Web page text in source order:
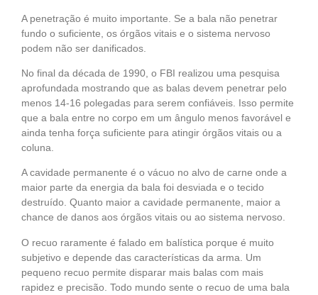
A penetração é muito importante. Se a bala não penetrar
fundo o suficiente, os órgãos vitais e o sistema nervoso
podem não ser danificados.
No final da década de 1990, o FBI realizou uma pesquisa
aprofundada mostrando que as balas devem penetrar pelo
menos 14-16 polegadas para serem confiáveis. Isso permite
que a bala entre no corpo em um ângulo menos favorável e
ainda tenha força suficiente para atingir órgãos vitais ou a
coluna.
A cavidade permanente é o vácuo no alvo de carne onde a
maior parte da energia da bala foi desviada e o tecido
destruído. Quanto maior a cavidade permanente, maior a
chance de danos aos órgãos vitais ou ao sistema nervoso.
O recuo raramente é falado em balística porque é muito
subjetivo e depende das características da arma. Um
pequeno recuo permite disparar mais balas com mais
rapidez e precisão. Todo mundo sente o recuo de uma bala